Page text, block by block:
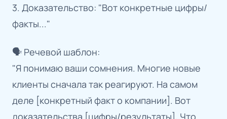
3. Доказательство: "Вот конкретные цифры/
факты..."
🗣 Речевой шаблон:
"Я понимаю ваши сомнения. Многие новые
клиенты сначала так реагируют. На самом
деле [конкретный факт о компании]. Вот
доказательства [цифры/результаты]. Что